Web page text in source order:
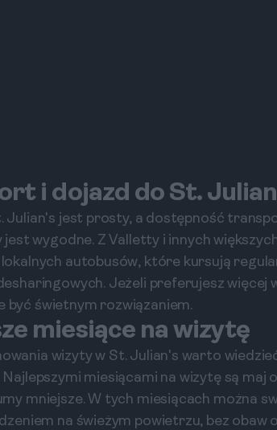
i dojazd do St.
Julian's jest prosty, a dostępność
jest wygodne. Z Valletty i innych
autobusów, które kursują
Jeżeli preferujesz więcej
być świetnym rozwiązaniem.
miesiące na wizytę
wizyty w St. Julian's warto
Najlepszymi miesiącami na wizytę są
mniejsze. W tych miesiącach można
na świeżym powietrzu, bez obaw o